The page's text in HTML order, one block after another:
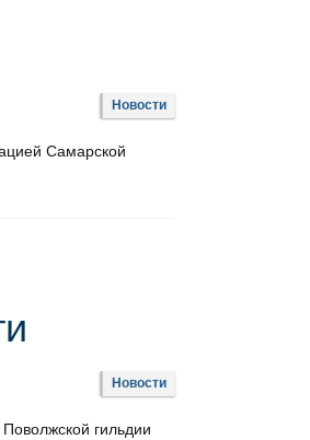
Новости
Самарской
Новости
гильдии